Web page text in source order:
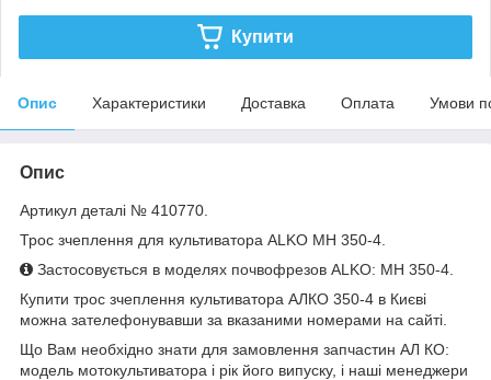
Купити
Опис Характеристики Доставка Оплата Умови
Опис
Артикул деталі № 410770.
Трос зчеплення для культиватора ALKO MH 350-4.
Застосовується в моделях почвофрезов ALKO: MH 350-4.
Купити трос зчеплення культиватора АЛКО 350-4 в Києві
можна зателефонувавши за вказаними номерами на сайті.
Що Вам необхідно знати для замовлення запчастин АЛ КО:
модель мотокультиватора і рік його випуску, і наші менеджери